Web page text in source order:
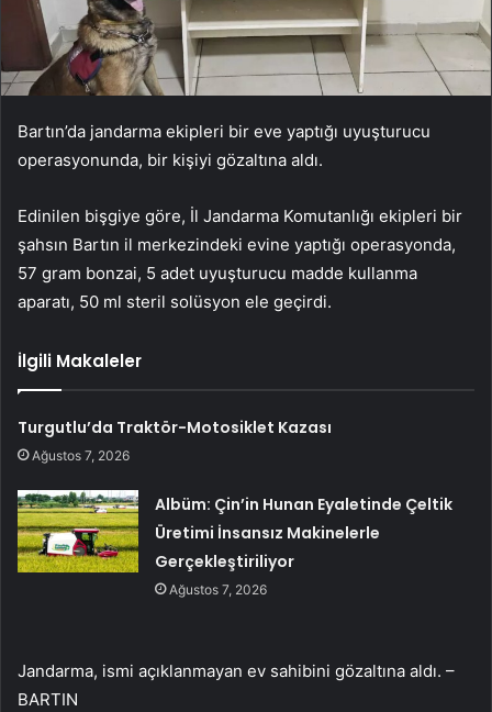
Bartın’da jandarma ekipleri bir eve yaptığı uyuşturucu
operasyonunda, bir kişiyi gözaltına aldı.
Edinilen bişgiye göre, İl Jandarma Komutanlığı ekipleri bir
şahsın Bartın il merkezindeki evine yaptığı operasyonda,
57 gram bonzai, 5 adet uyuşturucu madde kullanma
aparatı, 50 ml steril solüsyon ele geçirdi.
İlgili Makaleler
Turgutlu’da Traktör-Motosiklet Kazası
Ağustos 7, 2026
Albüm: Çin’in Hunan Eyaletinde Çeltik
Üretimi İnsansız Makinelerle
Gerçekleştiriliyor
Ağustos 7, 2026
Jandarma, ismi açıklanmayan ev sahibini gözaltına aldı. –
BARTIN